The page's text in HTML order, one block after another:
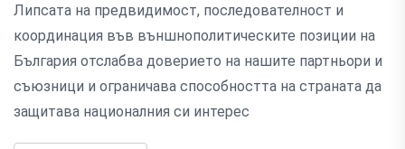
Липсата на предвидимост, последователност и
координация във външнополитическите позиции на
България отслабва доверието на нашите партньори и
съюзници и ограничава способността на страната да
защитава националния си интерес